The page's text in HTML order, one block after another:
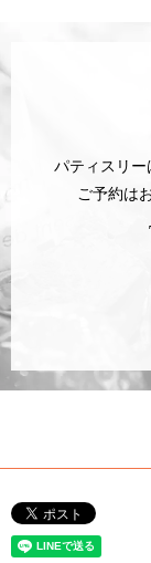
パティスリー
ご予約は